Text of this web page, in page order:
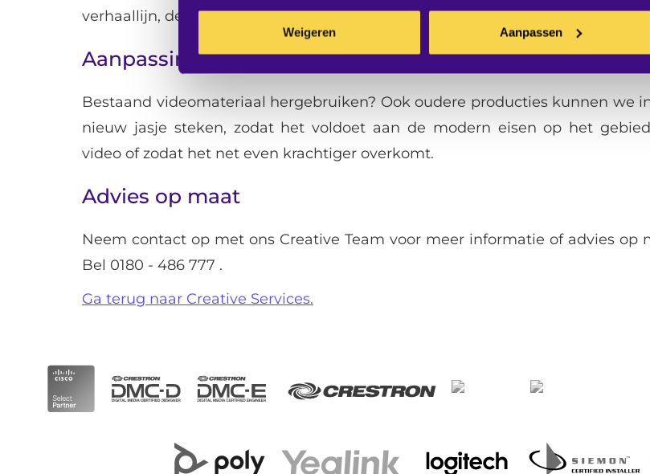
Weigeren Aanpassen
verhaallijn, de creatieve insteek en de montage trouwens.
Aanpassing van bestaand videomateriaal
Bestaand videomateriaal hergebruiken? Ook oudere producties kunnen we
nieuw jasje steken, zodat het voldoet aan de modern eisen op het
video of zodat het net even krachtiger overkomt.
Advies op maat
Neem contact op met ons Creative Team voor meer informatie of advies op
Bel 0180 - 486 777 .
Ga terug naar Creative Services.